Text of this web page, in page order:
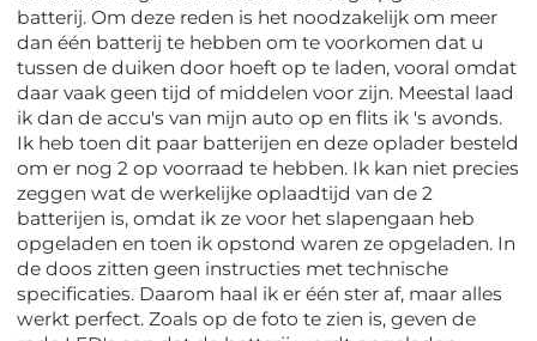
batterij. Om deze reden is het noodzakelijk om meer
dan één batterij te hebben om te voorkomen dat u
tussen de duiken door hoeft op te laden, vooral omdat
daar vaak geen tijd of middelen voor zijn. Meestal laad
ik dan de accu's van mijn auto op en flits ik 's avonds.
Ik heb toen dit paar batterijen en deze oplader besteld
om er nog 2 op voorraad te hebben. Ik kan niet precies
zeggen wat de werkelijke oplaadtijd van de 2
batterijen is, omdat ik ze voor het slapengaan heb
opgeladen en toen ik opstond waren ze opgeladen. In
de doos zitten geen instructies met technische
specificaties. Daarom haal ik er één ster af, maar alles
werkt perfect. Zoals op de foto te zien is, geven de